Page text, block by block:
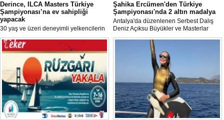
Derince, ILCA Masters Türkiye
Şampiyonası’na ev sahipliği
yapacak
30 yaş ve üzeri deneyimli yelkencilerin
mücadele ettiği ILCA Masters 2026
Türkiye Şampiyonası, bu yıl Kocaeli’nin
Derince ilçesinde gerçekleştirilecek.
Şahika Ercümen'den Türkiye
Şampiyonası'nda 2 altın madalya
Antalya'da düzenlenen Serbest Dalış
Deniz Açıksu Büyükler ve Masterlar
Bireysel Türkiye Şampiyonası'nda milli
sporcu ve serbest dalış dünya
rekortmeni Şahika Ercümen, 2 altın
madalya kazandı.